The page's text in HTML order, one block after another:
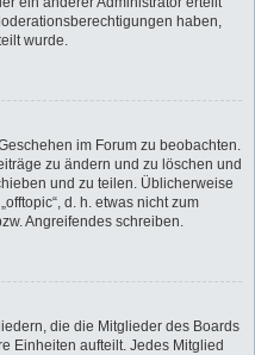
haben,
wurde.
im Forum zu beobachten.
zu ändern und zu löschen und
und zu teilen. Üblicherweise
d. h. etwas nicht zum
Angreifendes schreiben.
die die Mitglieder des Boards
Einheiten aufteilt. Jedes Mitglied